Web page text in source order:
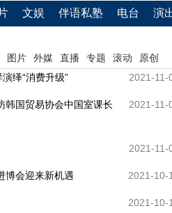
文娱 伴语私塾 电台 演
图片 外媒 直播 专题 滚动
原创
2021-11-
绎“消费升级”
2021-11-
国贸易协会中国室课长
2021-11-
2021-10-
博会迎来新机遇
2021-10-